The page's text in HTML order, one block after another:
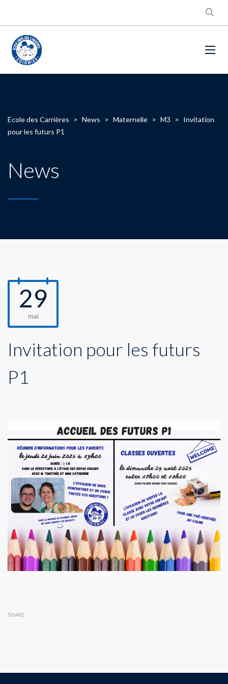
Ecole des Carrières > News > Maternelle > M3 > Invitation
pour les futurs P1
News
29
mai
Invitation pour les futurs
P1
SHARE